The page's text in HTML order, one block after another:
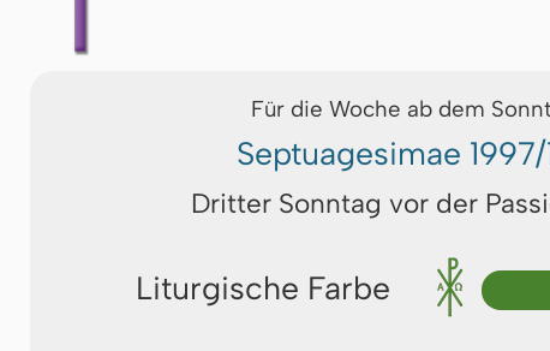
Für die Woche ab dem
Septuagesimae
Dritter Sonntag vor der
Liturgische Farbe